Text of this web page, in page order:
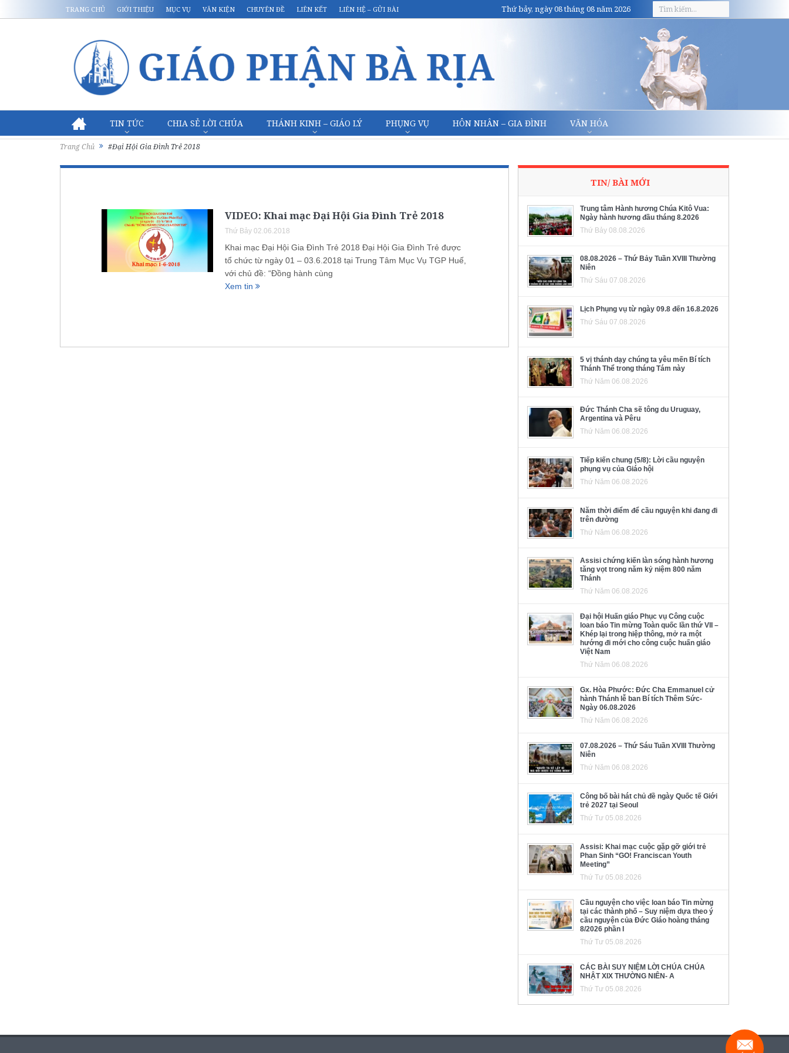
TRANG CHỦ GIỚI THIỆU MỤC VỤ VĂN KIỆN CHUYÊN ĐỀ LIÊN KẾT LIÊN HỆ – GỬI BÀI Thứ bảy, ngày 08 tháng 08 năm 2026
TIN TỨC CHIA SẺ LỜI CHÚA THÁNH KINH – GIÁO LÝ PHỤNG VỤ HÔN NHÂN – GIA ĐÌNH VĂN HÓA
Trang Chủ #Đại Hội Gia Đình Trẻ 2018
VIDEO: Khai mạc Đại Hội Gia Đình Trẻ 2018
Thứ Bảy 02.06.2018
Khai mạc Đại Hội Gia Đình Trẻ 2018 Đại Hội Gia Đình Trẻ được
tổ chức từ ngày 01 – 03.6.2018 tại Trung Tâm Mục Vụ TGP Huế,
với chủ đề: “Đồng hành cùng
Xem tin
TIN/ BÀI MỚI
Trung tâm Hành hương Chúa Kitô Vua:
Ngày hành hương đầu tháng 8.2026
Thứ Bảy 08.08.2026
08.08.2026 – Thứ Bảy Tuần XVIII Thường
Niên
Thứ Sáu 07.08.2026
Lịch Phụng vụ từ ngày 09.8 đến 16.8.2026
Thứ Sáu 07.08.2026
5 vị thánh dạy chúng ta yêu mến Bí tích
Thánh Thể trong tháng Tám này
Thứ Năm 06.08.2026
Đức Thánh Cha sẽ tông du Uruguay,
Argentina và Pêru
Thứ Năm 06.08.2026
Tiếp kiến chung (5/8): Lời cầu nguyện
phụng vụ của Giáo hội
Thứ Năm 06.08.2026
Năm thời điểm để cầu nguyện khi đang đi
trên đường
Thứ Năm 06.08.2026
Assisi chứng kiến làn sóng hành hương
tăng vọt trong năm kỷ niệm 800 năm
Thánh
Thứ Năm 06.08.2026
Đại hội Huấn giáo Phục vụ Công cuộc
loan báo Tin mừng Toàn quốc lần thứ VII –
Khép lại trong hiệp thông, mở ra một
hướng đi mới cho công cuộc huấn giáo
Việt Nam
Thứ Năm 06.08.2026
Gx. Hòa Phước: Đức Cha Emmanuel cử
hành Thánh lễ ban Bí tích Thêm Sức-
Ngày 06.08.2026
Thứ Năm 06.08.2026
07.08.2026 – Thứ Sáu Tuần XVIII Thường
Niên
Thứ Năm 06.08.2026
Công bố bài hát chủ đề ngày Quốc tế Giới
trẻ 2027 tại Seoul
Thứ Tư 05.08.2026
Assisi: Khai mạc cuộc gặp gỡ giới trẻ
Phan Sinh “GO! Franciscan Youth
Meeting”
Thứ Tư 05.08.2026
Cầu nguyện cho việc loan báo Tin mừng
tại các thành phố – Suy niệm dựa theo ý
cầu nguyện của Đức Giáo hoàng tháng
8/2026 phần I
Thứ Tư 05.08.2026
CÁC BÀI SUY NIỆM LỜI CHÚA CHÚA
NHẬT XIX THƯỜNG NIÊN- A
Thứ Tư 05.08.2026